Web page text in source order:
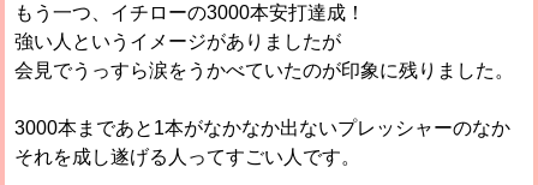
もう一つ、イチローの3000本安打達成！
強い人というイメージがありましたが
会見でうっすら涙をうかべていたのが印象に残りました。
3000本まであと1本がなかなか出ないプレッシャーのなか
それを成し遂げる人ってすごい人です。